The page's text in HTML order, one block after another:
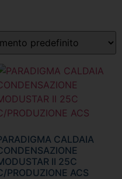
la ricerca
CALDAIA
II 25C
PRODUZIONE ACS